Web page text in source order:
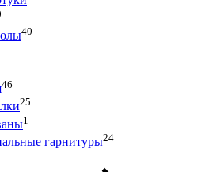
40
46
25
1
гарнитуры24